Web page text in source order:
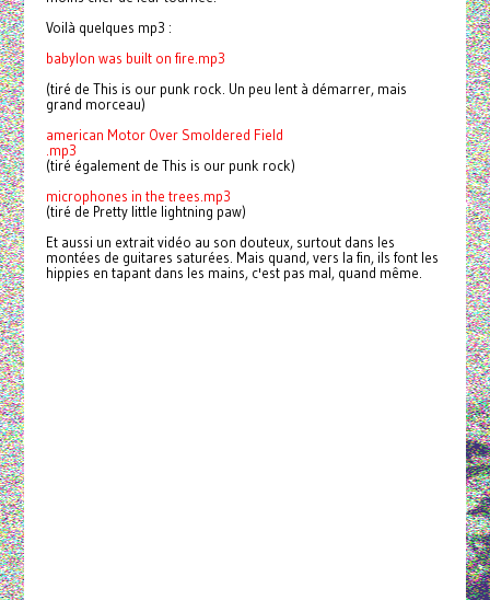
Voilà quelques mp3 :
babylon was built on fire.mp3
(tiré de This is our punk rock. Un peu lent à démarrer, mais
grand morceau)
american Motor Over Smoldered Field
.mp3
(tiré également de This is our punk rock)
microphones in the trees.mp3
(tiré de Pretty little lightning paw)
Et aussi un extrait vidéo au son douteux, surtout dans les
montées de guitares saturées. Mais quand, vers la fin, ils font les
hippies en tapant dans les mains, c'est pas mal, quand même.